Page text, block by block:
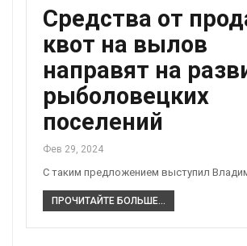
Средства от
квот на вылов
направят на
рыболовецких
поселений
Фев 29, 2024
С таким предложением выступил
ПРОЧИТАЙТЕ БОЛЬШЕ...